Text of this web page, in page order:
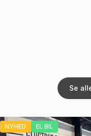
Se
NYHED EL BIL